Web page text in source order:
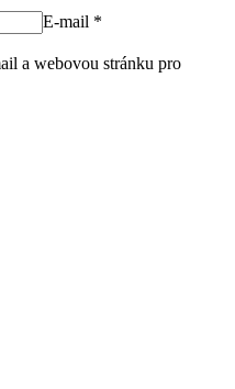
E-mail *
a webovou stránku pro